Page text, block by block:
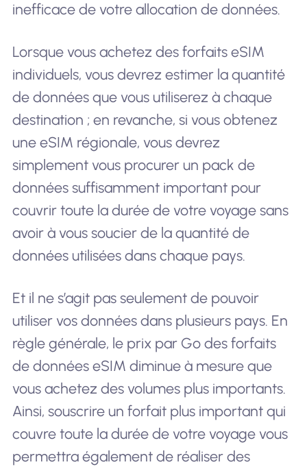
inefficace de votre allocation de données.
Lorsque vous achetez des forfaits eSIM
individuels, vous devrez estimer la quantité
de données que vous utiliserez à chaque
destination ; en revanche, si vous obtenez
une eSIM régionale, vous devrez
simplement vous procurer un pack de
données suffisamment important pour
couvrir toute la durée de votre voyage sans
avoir à vous soucier de la quantité de
données utilisées dans chaque pays.
Et il ne s’agit pas seulement de pouvoir
utiliser vos données dans plusieurs pays. En
règle générale, le prix par Go des forfaits
de données eSIM diminue à mesure que
vous achetez des volumes plus importants.
Ainsi, souscrire un forfait plus important qui
couvre toute la durée de votre voyage vous
permettra également de réaliser des